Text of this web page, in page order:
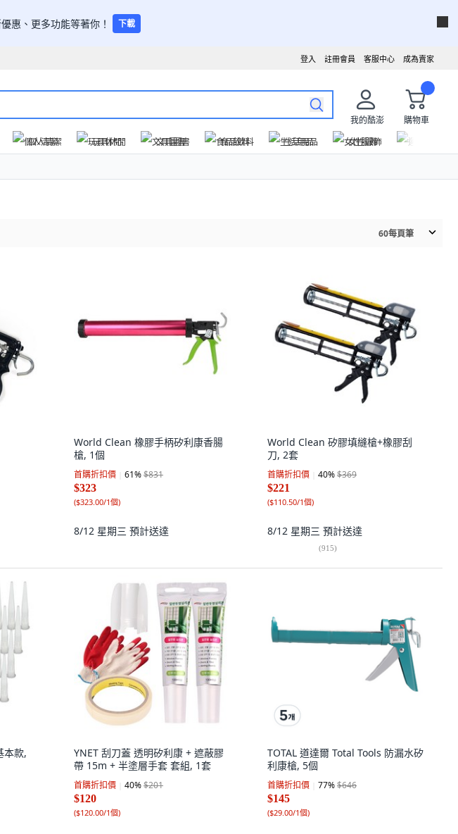
惠、更多功能等著你！ 下載
成為賣家
客服中心
註冊會員
登入
我的酷澎
購物車
個人清潔 玩具休閒 文具圖書 食品飲料 生活用品 女性服飾
60每頁筆
World Clean 橡膠手柄矽利康香腸
槍, 1個
首購折扣價 61%$831
$323
($323.00/1個)
8/12 星期三 預計送達
World Clean 矽膠填縫槍+橡膠刮
刀, 2套
首購折扣價 40%$369
$221
($110.50/1個)
8/12 星期三 預計送達
(915)
本款,
YNET 刮刀蓋 透明矽利康 + 遮蔽膠
帶 15m + 半塗層手套 套組, 1套
首購折扣價 40%$201
$120
($120.00/1個)
TOTAL 道達爾 Total Tools 防漏水矽
利康槍, 5個
首購折扣價 77%$646
$145
($29.00/1個)